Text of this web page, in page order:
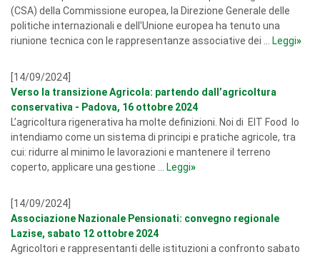
(CSA) della Commissione europea, la Direzione Generale delle
politiche internazionali e dell'Unione europea ha tenuto una
riunione tecnica con le rappresentanze associative dei ...
Leggi»
[14/09/2024]
Verso la transizione Agricola: partendo dall’agricoltura
conservativa - Padova, 16 ottobre 2024
L’agricoltura rigenerativa ha molte definizioni. Noi di EIT Food lo
intendiamo come un sistema di principi e pratiche agricole, tra
cui: ridurre al minimo le lavorazioni e mantenere il terreno
coperto, applicare una gestione ...
Leggi»
[14/09/2024]
Associazione Nazionale Pensionati: convegno regionale
Lazise, sabato 12 ottobre 2024
Agricoltori e rappresentanti delle istituzioni a confronto sabato